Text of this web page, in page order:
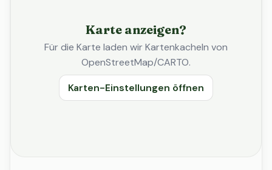
Karte anzeigen?
Für die Karte laden wir Kartenkacheln von
OpenStreetMap/CARTO.
Karten-Einstellungen öffnen